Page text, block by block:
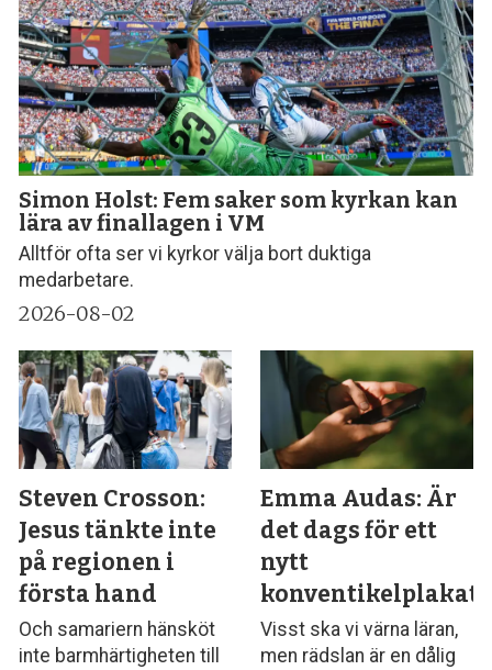
Simon Holst: Fem saker som kyrkan kan
lära av finallagen i VM
Alltför ofta ser vi kyrkor välja bort duktiga
medarbetare.
2026-08-02
Steven Crosson:
Jesus tänkte inte
på regionen i
första hand
Och samariern hänsköt
inte barmhärtigheten till
Emma Audas: Är
det dags för ett
nytt
konventikelplakat?
Visst ska vi värna läran,
men rädslan är en dålig